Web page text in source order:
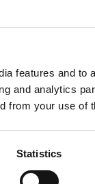
features and to
and analytics
from your use of
Statistics